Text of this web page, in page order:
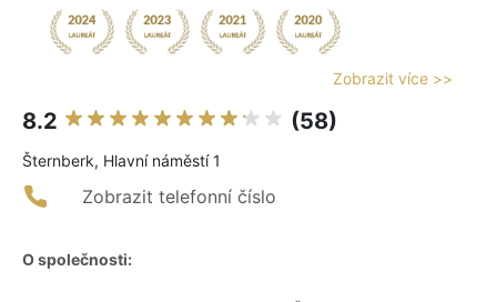
Zobrazit více >>
8.2 (58)
Šternberk, Hlavní náměstí 1
Zobrazit telefonní číslo
O společnosti: